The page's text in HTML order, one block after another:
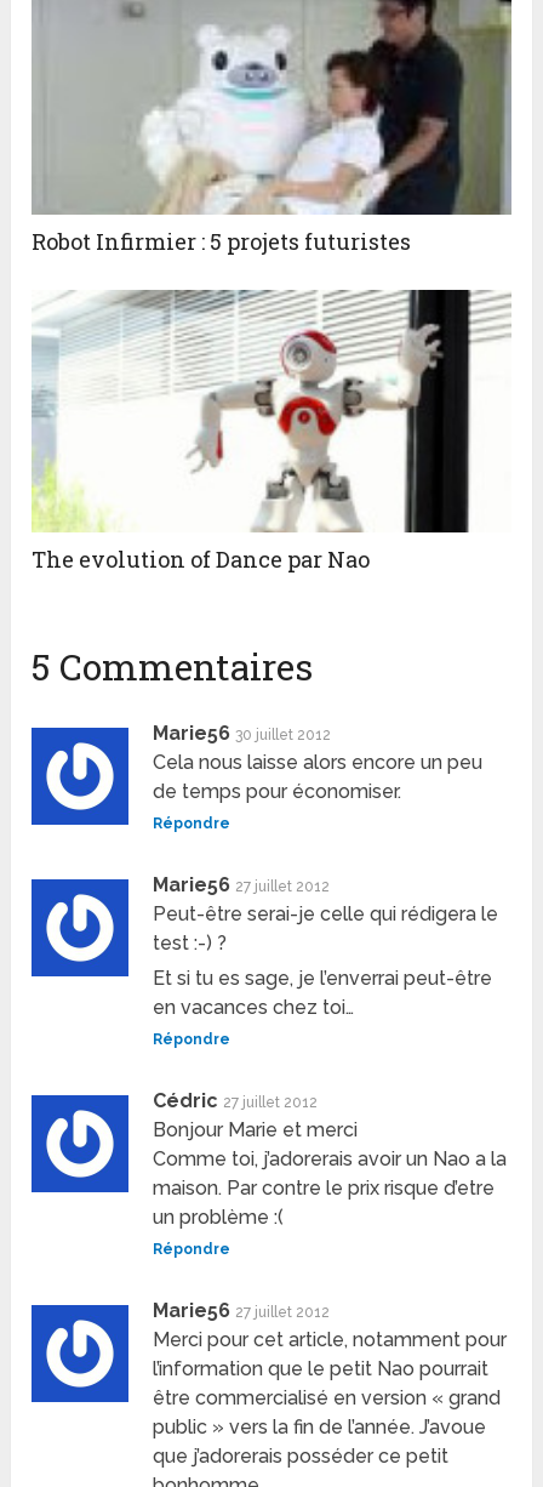
Robot Infirmier : 5 projets futuristes
The evolution of Dance par Nao
5 Commentaires
Marie56 30 juillet 2012
Cela nous laisse alors encore un peu
de temps pour économiser.
Répondre
Marie56 27 juillet 2012
Peut-être serai-je celle qui rédigera le
test :-) ?
Et si tu es sage, je l’enverrai peut-être
en vacances chez toi…
Répondre
Cédric 27 juillet 2012
Bonjour Marie et merci
Comme toi, j’adorerais avoir un Nao a la
maison. Par contre le prix risque d’etre
un problème :(
Répondre
Marie56 27 juillet 2012
Merci pour cet article, notamment pour
l’information que le petit Nao pourrait
être commercialisé en version « grand
public » vers la fin de l’année. J’avoue
que j’adorerais posséder ce petit